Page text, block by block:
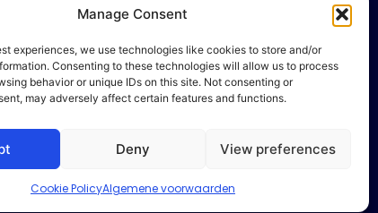
Manage Consent
experiences, we use technologies like cookies to store and/or
Consenting to these technologies will allow us to process
behavior or unique IDs on this site. Not consenting or
may adversely affect certain features and functions.
Deny View preferences
Cookie PolicyAlgemene voorwaarden